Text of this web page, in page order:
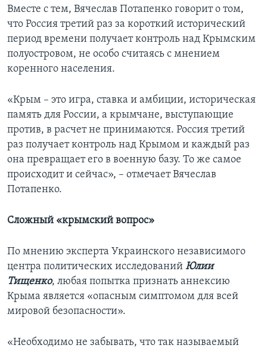
Вместе с тем, Вячеслав Потапенко говорит о том,
что Россия третий раз за короткий исторический
период времени получает контроль над Крымским
полуостровом, не особо считаясь с мнением
коренного населения.
«Крым – это игра, ставка и амбиции, историческая
память для России, а крымчане, выступающие
против, в расчет не принимаются. Россия третий
раз получает контроль над Крымом и каждый раз
она превращает его в военную базу. То же самое
происходит и сейчас», – отмечает Вячеслав
Потапенко.
Сложный «крымский вопрос»
По мнению эксперта Украинского независимого
центра политических исследований Юлии
Тищенко, любая попытка признать аннексию
Крыма является «опасным симптомом для всей
мировой безопасности».
«Необходимо не забывать, что так называемый